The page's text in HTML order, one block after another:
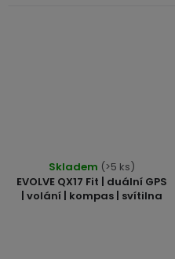
EVOLVE QX17 Fit | duální GPS
| volání | kompas | svítilna
Skladem (>5 ks)